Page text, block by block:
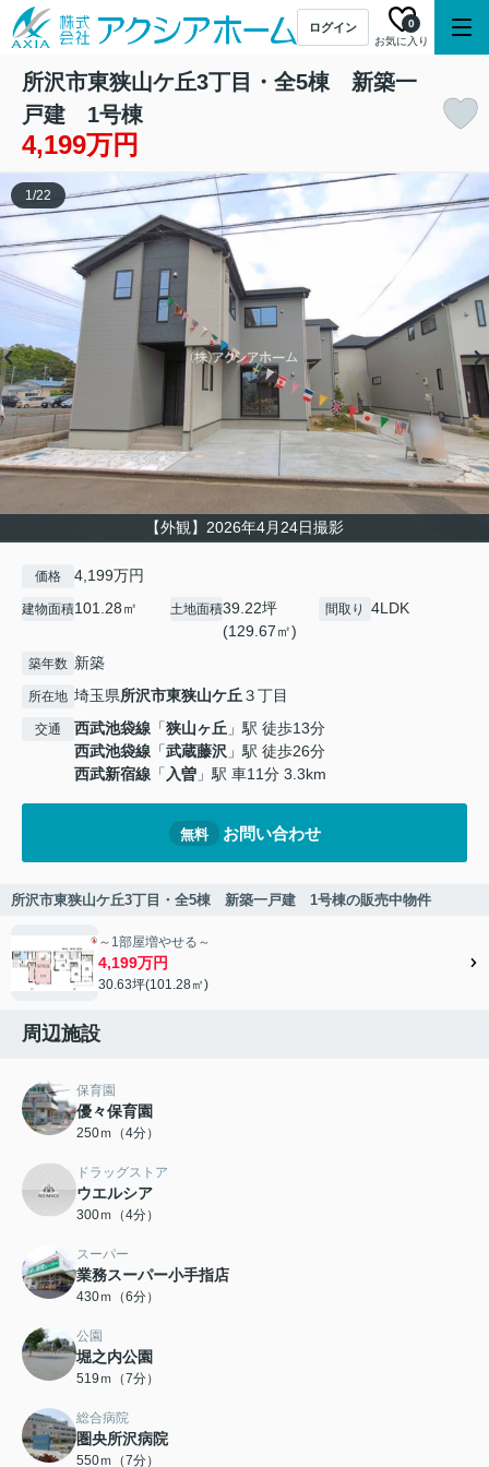
ログイン
お気に入り
0
所沢市東狭山ケ丘3丁目・全5棟 新築一
戸建 1号棟
4,199万円
【外観】2026年4月24日撮影
1/22
価格 4,199万円
建物面積101.28㎡ 土地面積39.22坪
(129.67㎡)
間取り 4LDK
築年数 新築
所在地 埼玉県所沢市東狭山ケ丘３丁目
交通 西武池袋線 「狭山ヶ丘 」駅 徒歩13分
西武池袋線 「武蔵藤沢 」駅 徒歩26分
西武新宿線 「入曽 」駅 車11分 3.3km
無料 お問い合わせ
所沢市東狭山ケ丘3丁目・全5棟 新築一戸建 1号棟の販売中物件
～1部屋増やせる～
4,199万円
30.63坪(101.28㎡)
周辺施設
保育園
優々保育園
250ｍ（4分）
ドラッグストア
ウエルシア
300ｍ（4分）
スーパー
業務スーパー小手指店
430ｍ（6分）
公園
堀之内公園
519ｍ（7分）
総合病院
圏央所沢病院
550ｍ（7分）